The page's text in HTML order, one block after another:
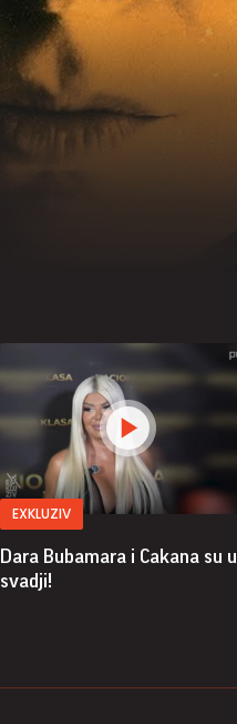
EXKLUZIV
Dara Bubamara i Cakana su u
svadji!